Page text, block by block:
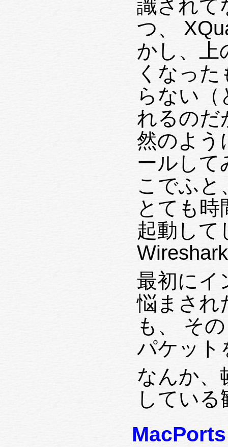
識されて
つ、
かし、上
くなっ
らない
れるの
然のよう
ールして
こでふと
とても
起動して
最初にイ
悩まされ
も、 そ
パケット
なんか、
してい